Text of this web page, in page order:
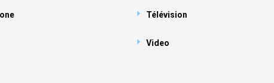
Télévision
Video